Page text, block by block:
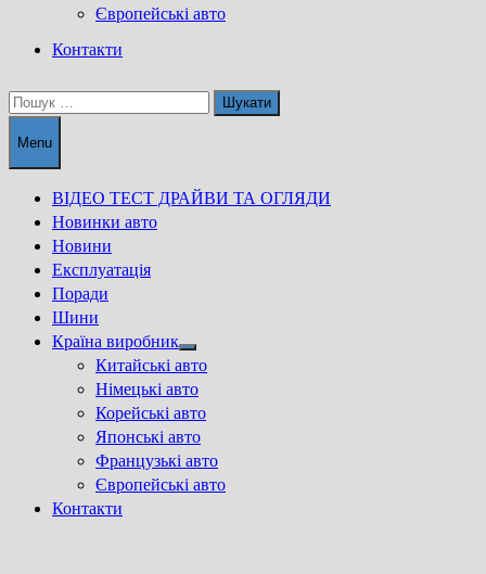
Європейські авто
Контакти
Пошук:
Menu
ВІДЕО ТЕСТ ДРАЙВИ ТА ОГЛЯДИ
Новинки авто
Новини
Експлуатація
Поради
Шини
Країна виробник
Show
sub
menu
Китайські авто
Німецькі авто
Корейські авто
Японські авто
Французькі авто
Європейські авто
Контакти